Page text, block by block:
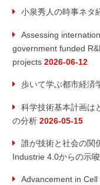
ゲ
ー
シ
ョ
ン
小泉秀人の時事ネタ
Assessing
government funded
projects 2026-06-12
歩いて学ぶ都市経済
科学技術基本計画は
の分析 2026-05-15
誰が技術と社会の関
Industrie 4.0からの示唆
Advancement in